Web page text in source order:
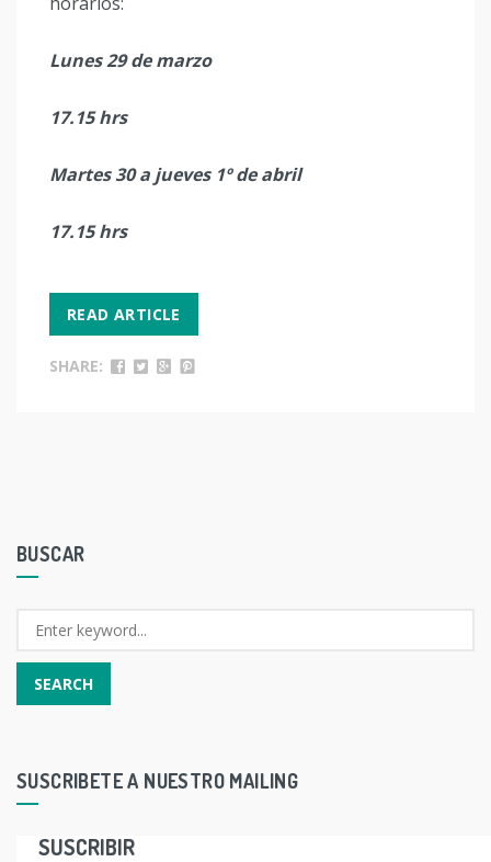
Lunes 29 de marzo
17.15 hrs
Martes 30 a jueves 1º de abril
17.15 hrs
READ ARTICLE
SHARE:
BUSCAR
SUSCRIBETE A NUESTRO MAILING
SUSCRIBIR